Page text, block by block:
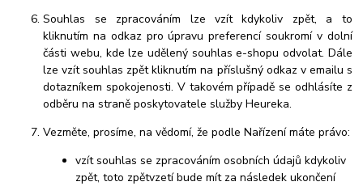
Souhlas se zpracováním lze vzít kdykoliv zpět, a to
kliknutím na odkaz pro úpravu preferencí soukromí v dolní
části webu, kde lze udělený souhlas e-shopu odvolat. Dále
lze vzít souhlas zpět kliknutím na příslušný odkaz v emailu s
dotazníkem spokojenosti. V takovém případě se odhlásíte z
odběru na straně poskytovatele služby Heureka.
Vezměte, prosíme, na vědomí, že podle Nařízení máte právo:
vzít souhlas se zpracováním osobních údajů kdykoliv
zpět, toto zpětvzetí bude mít za následek ukončení